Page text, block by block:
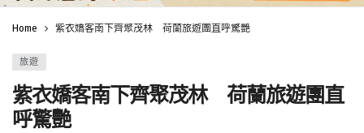
Home 紫衣嬌客南下齊聚茂林 荷蘭旅遊團直呼驚艷
旅遊
紫衣嬌客南下齊聚茂林 荷蘭旅遊團直
呼驚艷